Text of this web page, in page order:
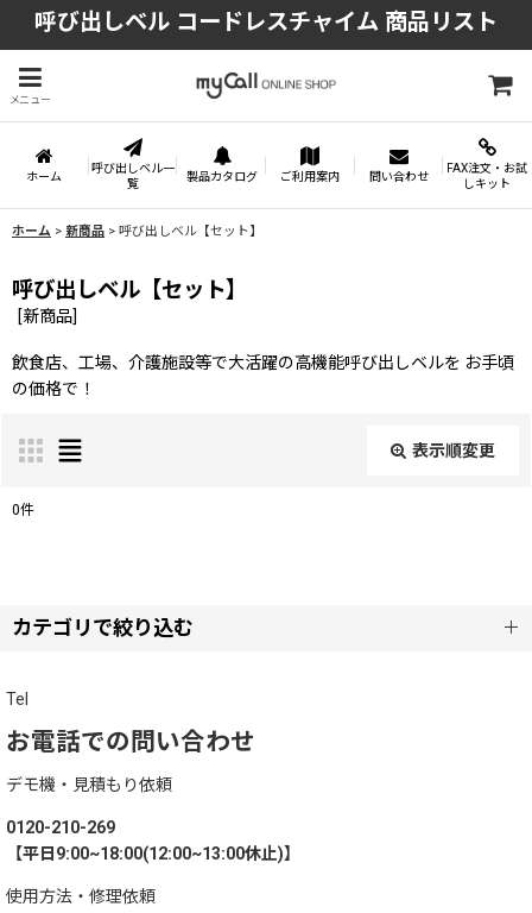
呼び出しベル コードレスチャイム 商品リスト
メニュー
ホーム
呼び出しベル一
覧
製品カタログ ご利用案内 問い合わせ
FAX注文・お試
しキット
ホーム > 新商品 > 呼び出しベル【セット】
呼び出しベル【セット】
[新商品]
飲食店、工場、介護施設等で大活躍の高機能呼び出しベルを お手頃
の価格で！
表示順変更
表示数 :
0件
カテゴリで絞り込む
ZERO
Tel
お電話での問い合わせ
デモ機・見積もり依頼
0120-210-269
【平日9:00~18:00(12:00~13:00休止)】
使用方法・修理依頼